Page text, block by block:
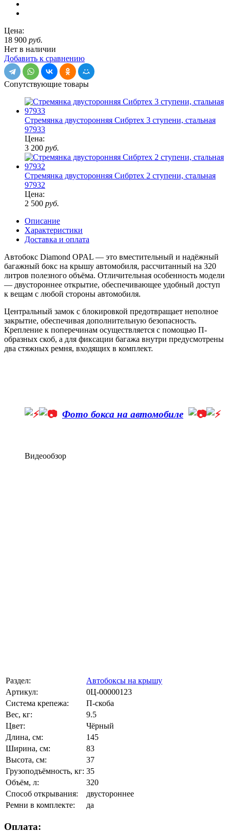
Цена:
18 900 руб.
Нет в наличии
Добавить к сравнению
Сопутствующие товары
Стремянка двусторонняя Сибртех 3 ступени, стальная
97933
Цена:
3 200 руб.
Стремянка двусторонняя Сибртех 2 ступени, стальная
97932
Цена:
2 500 руб.
Описание
Характеристики
Доставка и оплата
Автобокс Diamond OPAL — это вместительный и надёжный
багажный бокс на крышу автомобиля, рассчитанный на 320
литров полезного объёма. Отличительная особенность модели
— двустороннее открытие, обеспечивающее удобный доступ
к вещам с любой стороны автомобиля.
Центральный замок с блокировкой предотвращает неполное
закрытие, обеспечивая дополнительную безопасность.
Крепление к поперечинам осуществляется с помощью П-
образных скоб, а для фиксации багажа внутри предусмотрены
два стяжных ремня, входящих в комплект.
Фото бокса на автомобиле
Видеообзор
Раздел:
Автобоксы на крышу
Артикул:
0Ц-00000123
Система крепежа:
П-скоба
Вес, кг:
9.5
Цвет:
Чёрный
Длина, см:
145
Ширина, см:
83
Высота, см:
37
Грузоподъёмность, кг: 35
Объём, л:
320
Способ открывания:
двустороннее
Ремни в комплекте:
да
Оплата: